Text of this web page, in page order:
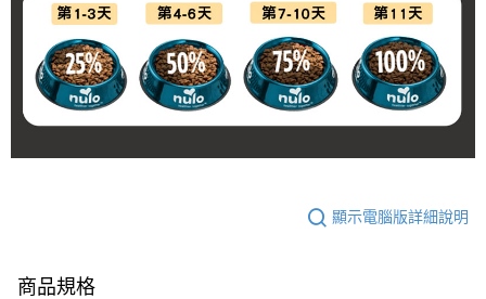
顯示電腦版詳細說明
商品規格